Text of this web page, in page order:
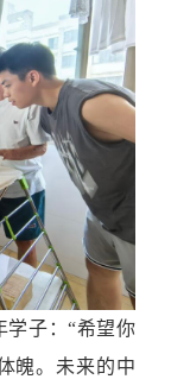
学子：“希望你
魄。未来的中